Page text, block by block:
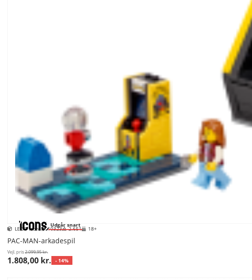
Udgår snart
LEGO Icons 10323 2.651 18+
PAC-MAN-arkadespil
Vejl. pris2.099,95 kr.
1.808,00 kr. - 14%